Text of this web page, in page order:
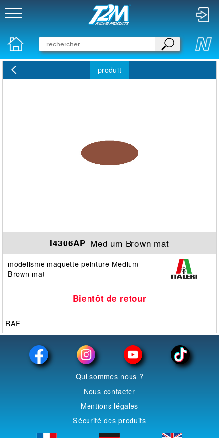
produit
I4306AP Medium Brown mat
modelisme maquette peinture Medium
Brown mat
Bientôt de retour
RAF
Qui sommes nous ?
Nous contacter
Mentions légales
Sécurité des produits